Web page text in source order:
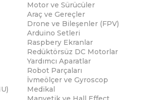
Motor ve Sürücüler
Araç ve Gereçler
Drone ve Bileşenler (FPV)
Arduino Setleri
Raspbery Ekranlar
Redüktörsüz DC Motorlar
Yardımcı Aparatlar
Robot Parçaları
İvmeölçer ve Gyroscop
Medikal